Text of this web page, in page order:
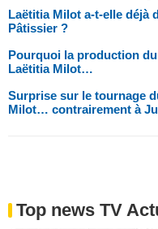
Laëtitia Milot a-t-elle déjà
Pâtissier ?
Pourquoi la production
Laëtitia Milot…
Surprise sur le tournage
Milot… contrairement à
Top news TV